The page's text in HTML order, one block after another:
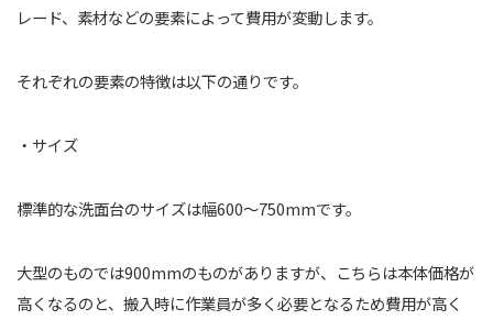
レード、素材などの要素によって費用が変動します。
それぞれの要素の特徴は以下の通りです。
・サイズ
標準的な洗面台のサイズは幅600～750mmです。
大型のものでは900mmのものがありますが、こちらは本体価格が
高くなるのと、搬入時に作業員が多く必要となるため費用が高く